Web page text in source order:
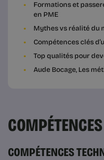
Formations et
en PME
Mythes vs réalité du
Compétences clés
Top qualités pour
Aude Bocage, Les
COMPÉTENCES